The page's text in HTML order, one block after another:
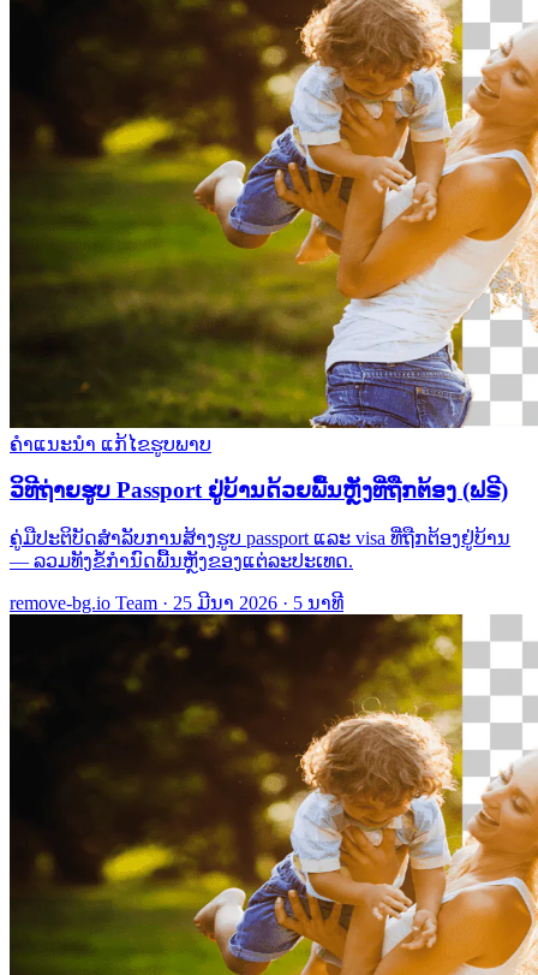
ຄຳແນະນຳ ແກ້ໄຂຮູບພາບ
ວິທີຖ່າຍຮູບ Passport ຢູ່ບ້ານດ້ວຍພື້ນຫຼັງທີ່ຖືກຕ້ອງ (ຟຣີ)
ຄູ່ມືປະຕິບັດສຳລັບການສ້າງຮູບ passport ແລະ visa ທີ່ຖືກຕ້ອງຢູ່ບ້ານ
— ລວມທັງຂໍ້ກຳນົດພື້ນຫຼັງຂອງແຕ່ລະປະເທດ.
remove-bg.io Team · 25 ມີນາ 2026 · 5 ນາທີ